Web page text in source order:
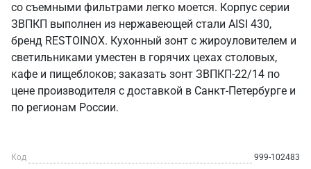
со съемными фильтрами легко моется. Корпус серии
ЗВПКП выполнен из нержавеющей стали AISI 430,
бренд RESTOINOX. Кухонный зонт с жироуловителем и
светильниками уместен в горячих цехах столовых,
кафе и пищеблоков; заказать зонт ЗВПКП-22/14 по
цене производителя с доставкой в Санкт‑Петербурге и
по регионам России.
Код
999-102483